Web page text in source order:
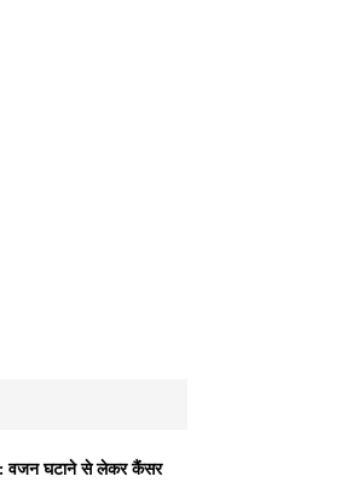
वजन घटाने से लेकर कैंसर